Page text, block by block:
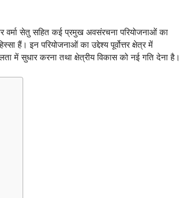
वर्मा सेतु सहित कई प्रमुख अवसंरचना परियोजनाओं का
इन परियोजनाओं का उद्देश्य पूर्वोत्तर क्षेत्र में
में सुधार करना तथा क्षेत्रीय विकास को नई गति देना है।